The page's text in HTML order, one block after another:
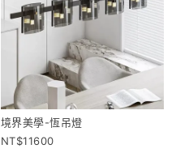
境界美學-恆吊燈
11600